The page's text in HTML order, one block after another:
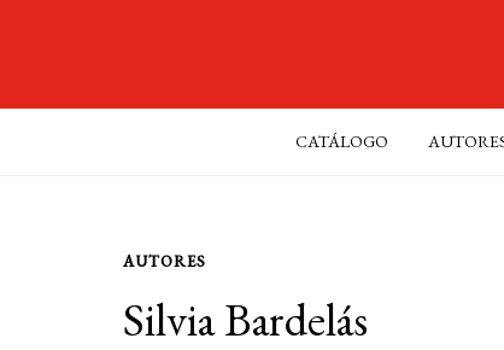
CATÁLOGO
AUTORES
Silvia Bardelás